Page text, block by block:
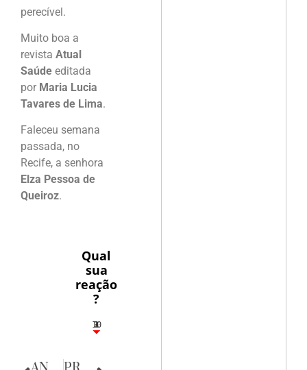
perecível.
Muito boa a
revista Atual
Saúde editada
por Maria Lucia
Tavares de Lima.
Faleceu semana
passada, no
Recife, a senhora
Elza Pessoa de
Queiroz.
Qual
sua
reação
?
3
1
1
2
10